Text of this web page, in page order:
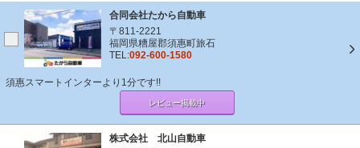
合同会社たから自動車
〒811-2221
福岡県糟屋郡須惠町旅石
TEL:092-600-1580
須惠スマートインターより1分です!!
レビュー掲載中
株式会社 北山自動車